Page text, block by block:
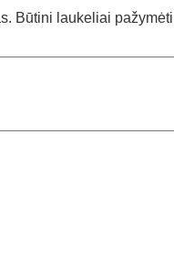
Būtini laukeliai